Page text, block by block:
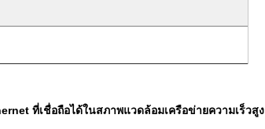
ที่เชื่อถือได้ในสภาพแวดล้อมเครือข่ายความเร็วสูง